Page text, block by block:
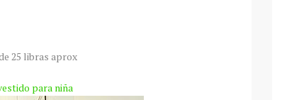
25 libras aprox
para niña